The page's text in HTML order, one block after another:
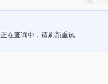
正在查询中，请刷新重试